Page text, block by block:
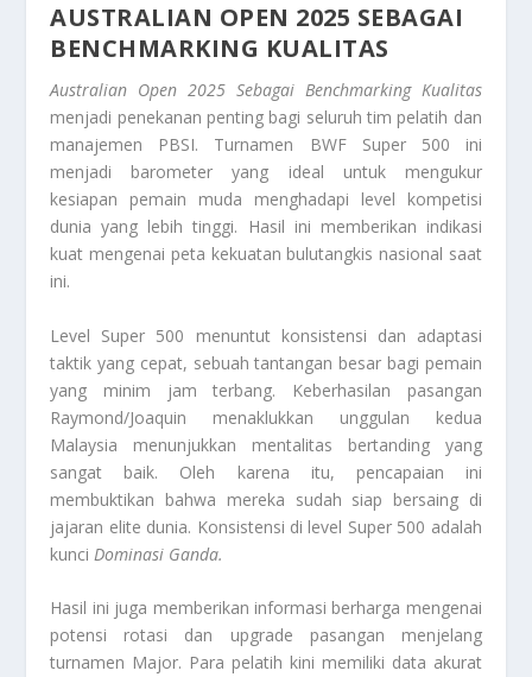
AUSTRALIAN OPEN 2025 SEBAGAI
BENCHMARKING KUALITAS
Australian Open 2025 Sebagai Benchmarking Kualitas
menjadi penekanan penting bagi seluruh tim pelatih dan
manajemen PBSI. Turnamen BWF Super 500 ini
menjadi barometer yang ideal untuk mengukur
kesiapan pemain muda menghadapi level kompetisi
dunia yang lebih tinggi. Hasil ini memberikan indikasi
kuat mengenai peta kekuatan bulutangkis nasional saat
ini.
Level Super 500 menuntut konsistensi dan adaptasi
taktik yang cepat, sebuah tantangan besar bagi pemain
yang minim jam terbang. Keberhasilan pasangan
Raymond/Joaquin menaklukkan unggulan kedua
Malaysia menunjukkan mentalitas bertanding yang
sangat baik. Oleh karena itu, pencapaian ini
membuktikan bahwa mereka sudah siap bersaing di
jajaran elite dunia. Konsistensi di level Super 500 adalah
kunciDominasi Ganda.
Hasil ini juga memberikan informasi berharga mengenai
potensi rotasi dan upgrade pasangan menjelang
turnamen Major. Para pelatih kini memiliki data akurat